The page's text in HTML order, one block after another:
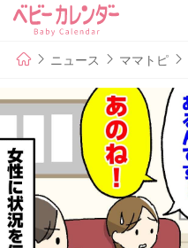
ニュース ママトピ